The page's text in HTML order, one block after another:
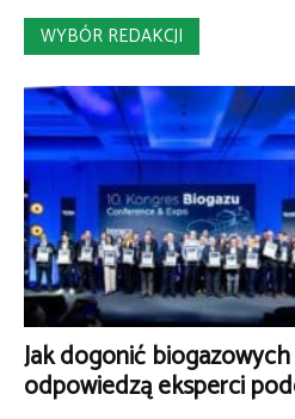
WYBÓR REDAKCJI
Jak dogonić
odpowiedzą eksperci